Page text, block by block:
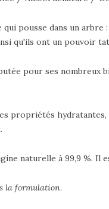
pousse dans un arbre
qu'ils ont un pouvoir
pour ses nombreux
propriétés
naturelle à 99,9 %. Il
la formulation.